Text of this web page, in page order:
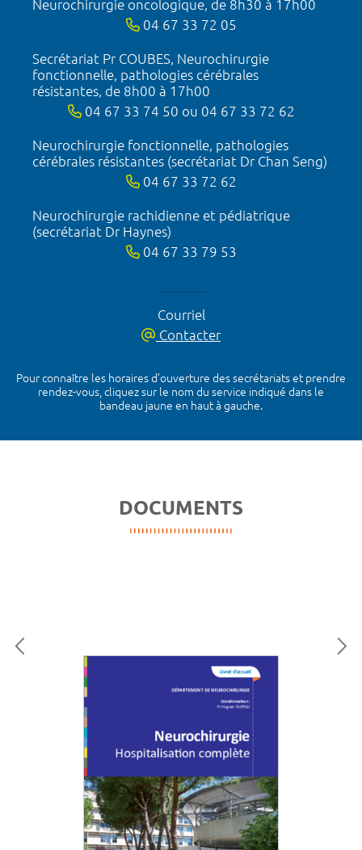
Neurochirurgie oncologique, de 8h30 à 17h00
04 67 33 72 05
Secrétariat Pr COUBES, Neurochirurgie
fonctionnelle, pathologies cérébrales
résistantes, de 8h00 à 17h00
04 67 33 74 50 ou 04 67 33 72 62
Neurochirurgie fonctionnelle, pathologies
cérébrales résistantes (secrétariat Dr Chan Seng)
04 67 33 72 62
Neurochirurgie rachidienne et pédiatrique
(secrétariat Dr Haynes)
04 67 33 79 53
Courriel
Contacter
Pour connaître les horaires d’ouverture des secrétariats et prendre
rendez-vous, cliquez sur le nom du service indiqué dans le
bandeau jaune en haut à gauche.
DOCUMENTS